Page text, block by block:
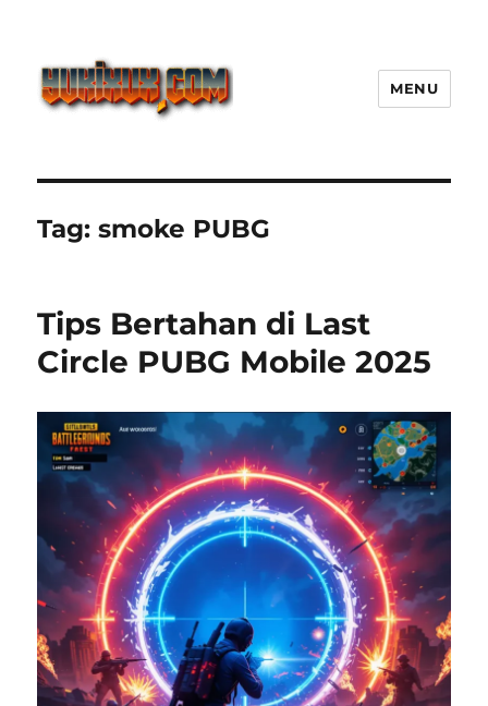
Paling Seru dengan Dunia Luas
MENU
Tag:smoke PUBG
Tips Bertahan di Last
Circle PUBG Mobile 2025